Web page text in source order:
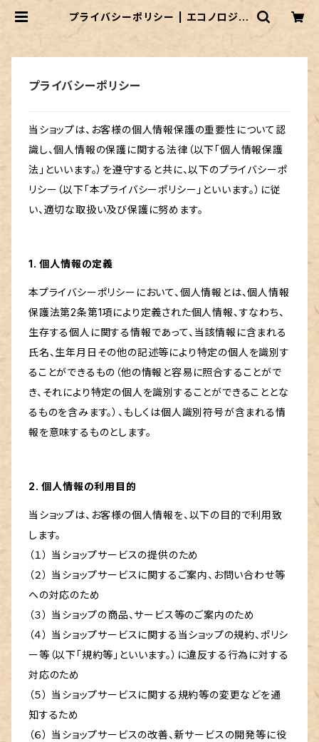
プライバシーポリシー | エコノロジー
プライバシーポリシー
当ショップは、お客様の個人情報保護の重要性について認
識し、個人情報の保護に関する法律（以下「個人情報保護
法」といいます。）を遵守すると共に、以下のプライバシーポ
リシー（以下「本プライバシーポリシー」といいます。）に従
い、適切な取扱い及び保護に努めます。
1. 個人情報の定義
本プライバシーポリシーにおいて、個人情報とは、個人情報
保護法第2条第1項により定義された個人情報、すなわち、
生存する個人に関する情報であって、当該情報に含まれる
氏名、生年月日その他の記述等により特定の個人を識別す
ることができるもの（他の情報と容易に照合することがで
き、それにより特定の個人を識別することができることとな
るものを含みます。）、もしくは個人識別符号が含まれる情
報を意味するものとします。
2. 個人情報の利用目的
当ショップは、お客様の個人情報を、以下の目的で利用致
します。
（１） 当ショップサービスの提供のため
（２） 当ショップサービスに関するご案内、お問い合わせ等
への対応のため
（３） 当ショップの商品、サービス等のご案内のため
（４） 当ショップサービスに関する当ショップの規約、ポリシ
ー等（以下「規約等」といいます。）に違反する行為に対する
対応のため
（５） 当ショップサービスに関する規約等の変更などを通
知するため
（６） 当ショップサービスの改善、新サービスの開発等に役